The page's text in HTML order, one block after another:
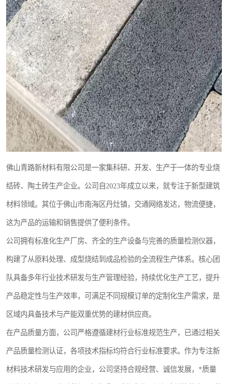
佛山青路新材料有限公司是一家集科研、开发、生产于一体的专业烧
结砖、陶土砖生产企业。公司自2023年成立以来，就专注于新型建筑
材料领域。其位于佛山市南海区丹灶镇，交通网络发达，物流便捷，
这为产品的运输和销售提供了便利条件。
公司拥有标准化生产厂房、齐全的生产设备与完善的质量检测仪器，
构建了从原料处理、成型烧结到成品检验的全流程生产体系。核心团
队具备多年行业技术研发与生产管理经验，持续优化生产工艺，提升
产品稳定性与生产效率，可满足不同规模订单的定制化生产需求，是
区域内具备技术与产能双重优势的建材供应商。
在产品质量方面，公司严格遵循建材行业标准规范生产，已通过相关
产品质量检测认证，各项技术指标均符合行业标准要求。作为专注新
材料技术研发与应用的企业，公司坚持合规经营、诚信发展，*质量